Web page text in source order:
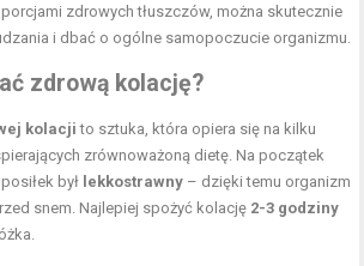
zdrowych tłuszczów, można skutecznie
i dbać o ogólne samopoczucie organizmu.
zdrową kolację?
kolacji to sztuka, która opiera się na kilku
zrównoważoną dietę. Na początek
był lekkostrawny – dzięki temu organizm
snem. Najlepiej spożyć kolację 2-3 godziny